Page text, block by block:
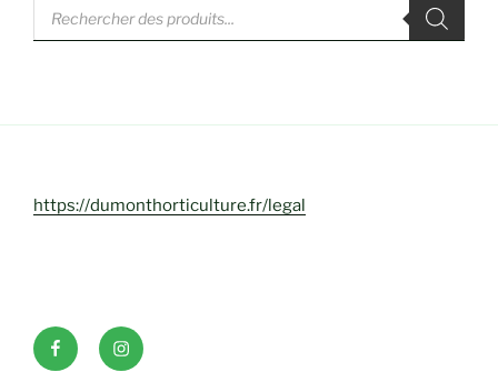
produits
https://dumonthorticulture.fr/legal
FacebookINSTAGRAM